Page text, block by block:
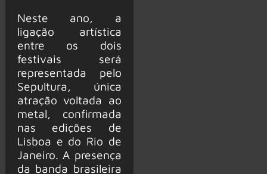
Neste ano, a
ligação artística
entre os dois
festivais será
representada pelo
Sepultura, única
atração voltada ao
metal, confirmada
nas edições de
Lisboa e do Rio de
Janeiro. A presença
da banda brasileira